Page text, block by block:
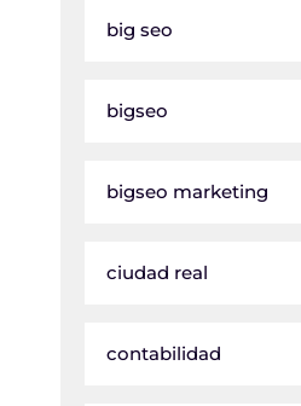
big seo
bigseo
bigseo marketing
ciudad real
contabilidad